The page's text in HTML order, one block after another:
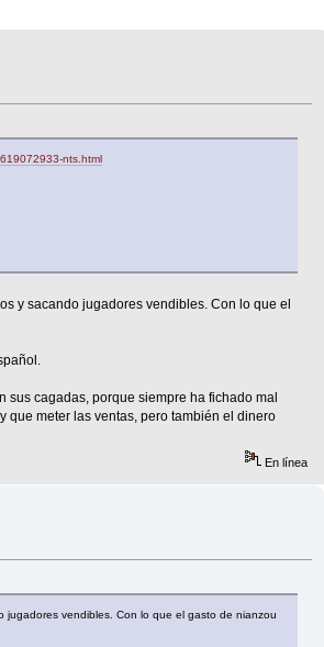
nts.html
y sacando jugadores vendibles. Con lo que el
cagadas, porque siempre ha fichado mal
que meter las ventas, pero también el dinero
En línea
jugadores vendibles. Con lo que el gasto de nianzou